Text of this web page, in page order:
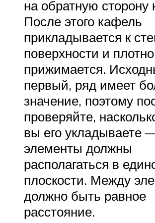
на обратную сторону
После этого кафель
прикладывается к
поверхности и плотно
прижимается.
первый, ряд имеет
значение, поэтому
проверяйте,
вы его укладываете
элементы должны
располагаться в
плоскости. Между
должно быть равное
расстояние.